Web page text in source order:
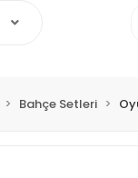
Bahçe Setleri